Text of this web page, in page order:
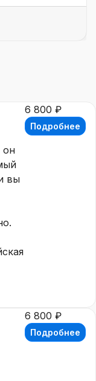
он
вы
6 800 ₽
Подробнее
6 800 ₽
Подробнее